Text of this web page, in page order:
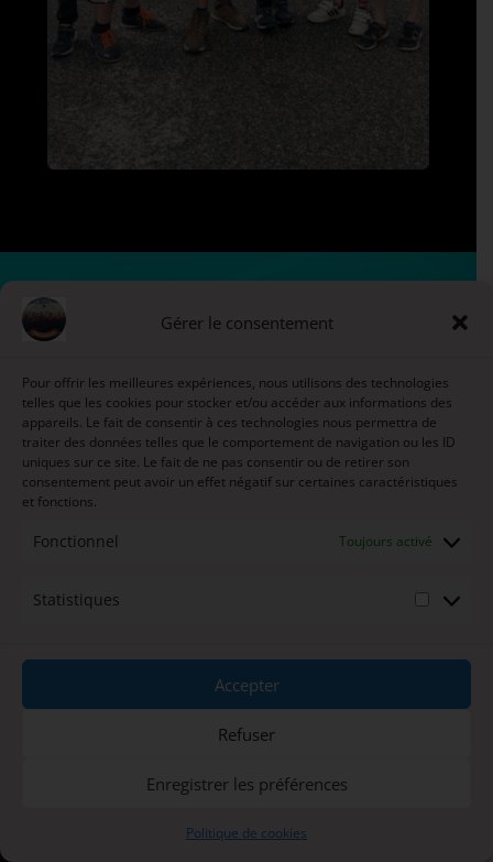
Gérer le consentement
Pour offrir les meilleures expériences, nous utilisons des technologies
telles que les cookies pour stocker et/ou accéder aux informations des
appareils. Le fait de consentir à ces technologies nous permettra de
traiter des données telles que le comportement de navigation ou les ID
uniques sur ce site. Le fait de ne pas consentir ou de retirer son
consentement peut avoir un effet négatif sur certaines caractéristiques
et fonctions.
Fonctionnel Toujours activé
Statistiques
Accepter
Refuser
Enregistrer les préférences
Politique de cookies
Événements
Ne manquez aucune information sur nos futurs
trails et événements sportifs! Inscrivez-vous
dès maintenant à notre newsletter pour recevoir
toutes les mises à jour directement dans votre